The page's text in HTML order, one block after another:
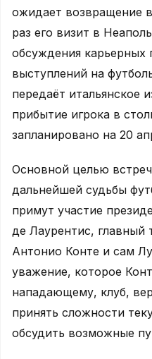
ожидает возвращение
раз его визит в
обсуждения карьерных
выступлений на
передаёт итальянское
прибытие игрока в
запланировано на 20
Основной целью
дальнейшей судьбы
примут участие
де Лаурентис, главный
Антонио Конте и сам
уважение, которое
нападающему, клуб,
принять сложности
обсудить возможные